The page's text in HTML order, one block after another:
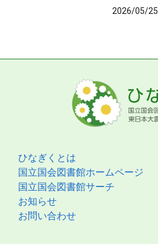
2026/05/25
ひなぎくとは
国立国会図書館ホームページ
国立国会図書館サーチ
お知らせ
お問い合わせ